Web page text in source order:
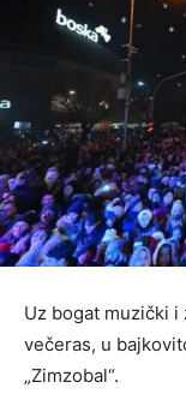
Uz bogat muzički i
večeras, u
„Zimzobal“.